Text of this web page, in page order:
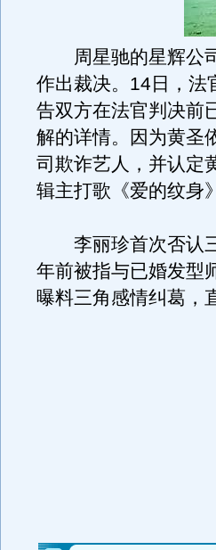
周星驰的星辉公司
作出裁决。14日，法
告双方在法官判决前
解的详情。因为黄圣
司欺诈艺人，并认定
辑主打歌《爱的纹身
李丽珍首次否认三
年前被指与已婚发型
曝料三角感情纠葛，